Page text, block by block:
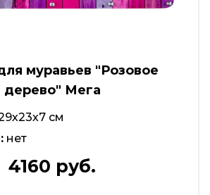
муравьев "Розовое
дерево" Мега
см
нет
4160 руб.